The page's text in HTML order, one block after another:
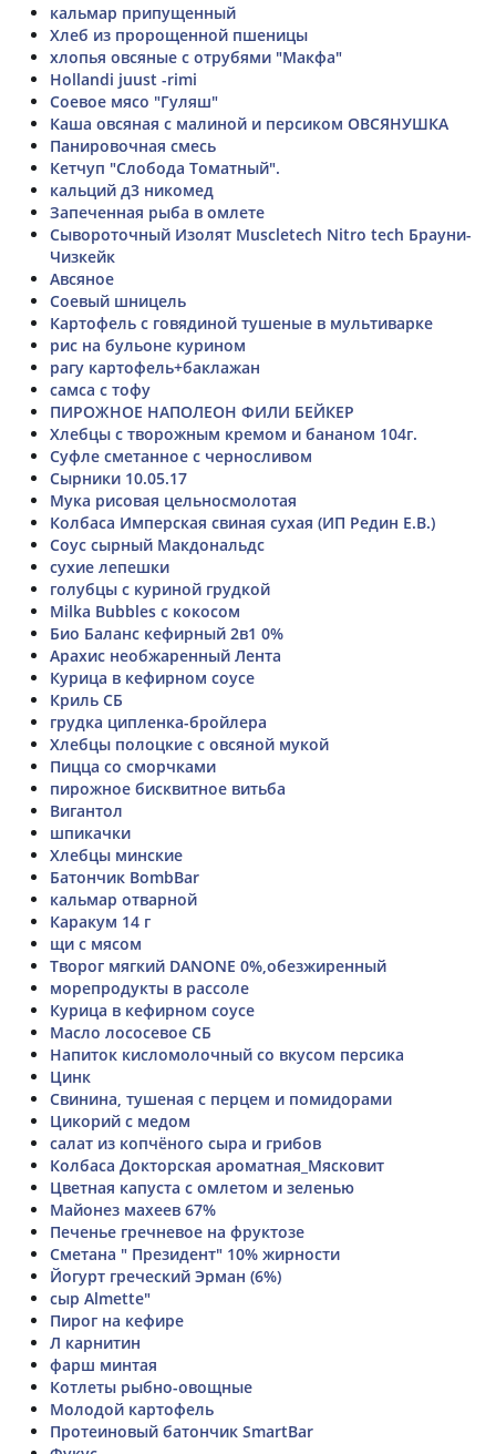
кальмар припущенный
Хлеб из пророщенной пшеницы
хлопья овсяные с отрубями "Макфа"
Hollandi juust -rimi
Соевое мясо "Гуляш"
Каша овсяная с малиной и персиком ОВСЯНУШКА
Панировочная смесь
Кетчуп "Слобода Томатный".
кальций д3 никомед
Запеченная рыба в омлете
Сывороточный Изолят Muscletech Nitro tech Брауни-
Чизкейк
Авсяное
Соевый шницель
Картофель с говядиной тушеные в мультиварке
рис на бульоне курином
рагу картофель+баклажан
самса с тофу
ПИРОЖНОЕ НАПОЛЕОН ФИЛИ БЕЙКЕР
Хлебцы с творожным кремом и бананом 104г.
Суфле сметанное с черносливом
Сырники 10.05.17
Мука рисовая цельносмолотая
Колбаса Имперская свиная сухая (ИП Редин Е.В.)
Соус сырный Макдональдс
сухие лепешки
голубцы с куриной грудкой
Milka Bubbles с кокосом
Био Баланс кефирный 2в1 0%
Арахис необжаренный Лента
Курица в кефирном соусе
Криль СБ
грудка ципленка-бройлера
Хлебцы полоцкие с овсяной мукой
Пицца со сморчками
пирожное бисквитное витьба
Вигантол
шпикачки
Хлебцы минские
Батончик BombBar
кальмар отварной
Каракум 14 г
щи с мясом
Творог мягкий DANONE 0%,обезжиренный
морепродукты в рассоле
Курица в кефирном соусе
Масло лососевое СБ
Напиток кисломолочный со вкусом персика
Цинк
Свинина, тушеная с перцем и помидорами
Цикорий с медом
салат из копчёного сыра и грибов
Колбаса Докторская ароматная_Мясковит
Цветная капуста с омлетом и зеленью
Майонез махеев 67%
Печенье гречневое на фруктозе
Сметана " Президент" 10% жирности
Йогурт греческий Эрман (6%)
сыр Almette"
Пирог на кефире
Л карнитин
фарш минтая
Котлеты рыбно-овощные
Молодой картофель
Протеиновый батончик SmartBar